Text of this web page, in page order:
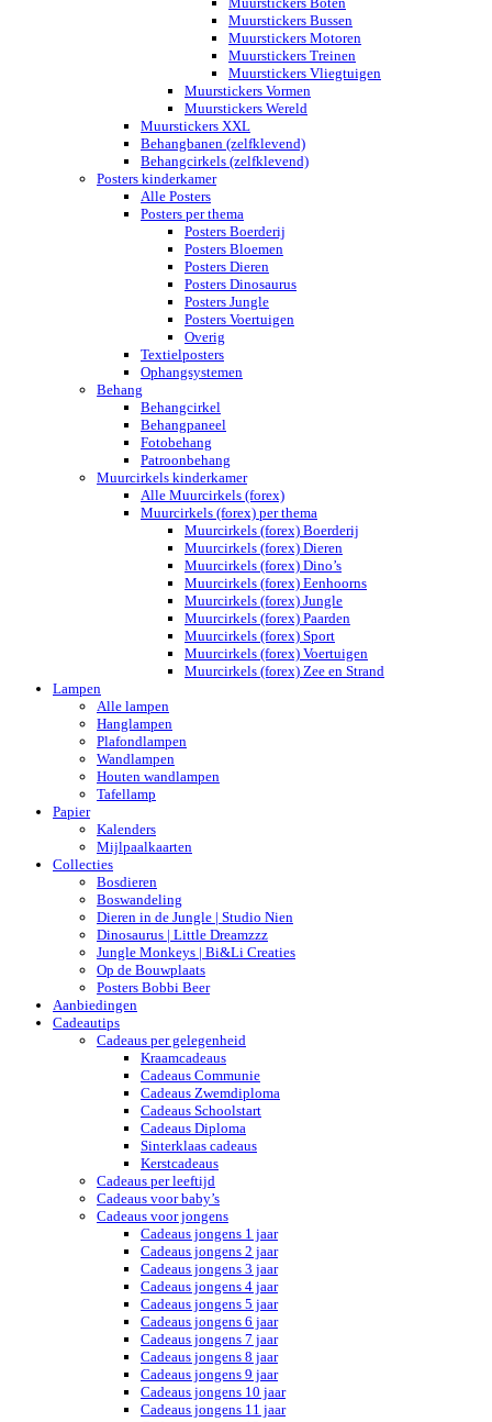
Muurstickers Bussen
Muurstickers Motoren
Muurstickers Treinen
Muurstickers Vliegtuigen
Muurstickers Vormen
Muurstickers Wereld
Muurstickers XXL
Behangbanen (zelfklevend)
Behangcirkels (zelfklevend)
Posters kinderkamer
Alle Posters
Posters per thema
Posters Boerderij
Posters Bloemen
Posters Dieren
Posters Dinosaurus
Posters Jungle
Posters Voertuigen
Overig
Textielposters
Ophangsystemen
Behang
Behangcirkel
Behangpaneel
Fotobehang
Patroonbehang
Muurcirkels kinderkamer
Alle Muurcirkels (forex)
Muurcirkels (forex) per thema
Muurcirkels (forex) Boerderij
Muurcirkels (forex) Dieren
Muurcirkels (forex) Dino’s
Muurcirkels (forex) Eenhoorns
Muurcirkels (forex) Jungle
Muurcirkels (forex) Paarden
Muurcirkels (forex) Sport
Muurcirkels (forex) Voertuigen
Muurcirkels (forex) Zee en Strand
Lampen
Alle lampen
Hanglampen
Plafondlampen
Wandlampen
Houten wandlampen
Tafellamp
Papier
Kalenders
Mijlpaalkaarten
Collecties
Bosdieren
Boswandeling
Dieren in de Jungle | Studio Nien
Dinosaurus | Little Dreamzzz
Jungle Monkeys | Bi&Li Creaties
Op de Bouwplaats
Posters Bobbi Beer
Aanbiedingen
Cadeautips
Cadeaus per gelegenheid
Kraamcadeaus
Cadeaus Communie
Cadeaus Zwemdiploma
Cadeaus Schoolstart
Cadeaus Diploma
Sinterklaas cadeaus
Kerstcadeaus
Cadeaus per leeftijd
Cadeaus voor baby’s
Cadeaus voor jongens
Cadeaus jongens 1 jaar
Cadeaus jongens 2 jaar
Cadeaus jongens 3 jaar
Cadeaus jongens 4 jaar
Cadeaus jongens 5 jaar
Cadeaus jongens 6 jaar
Cadeaus jongens 7 jaar
Cadeaus jongens 8 jaar
Cadeaus jongens 9 jaar
Cadeaus jongens 10 jaar
Cadeaus jongens 11 jaar